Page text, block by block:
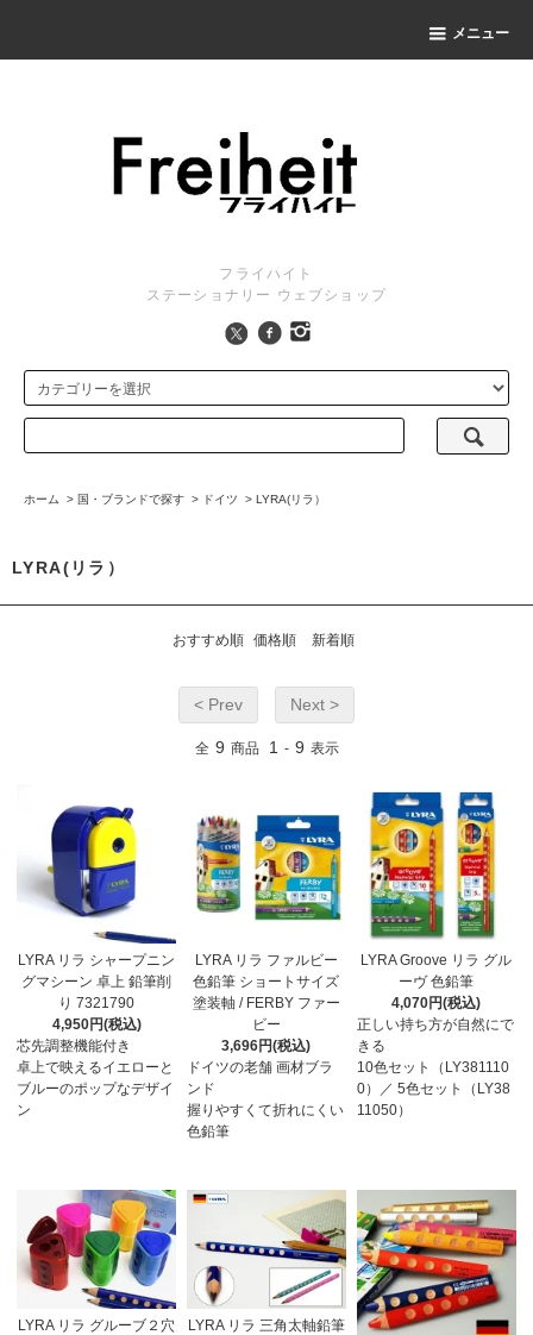
メニュー
フライハイト
ステーショナリー ウェブショップ
ホーム > 国・ブランドで探す > ドイツ > LYRA(リラ）
LYRA(リラ）
おすすめ順 価格順 新着順
< Prev Next >
全 9 商品 1 - 9 表示
LYRA リラ シャープニン
グマシーン 卓上 鉛筆削
り 7321790
4,950円(税込)
芯先調整機能付き
卓上で映えるイエローと
ブルーのポップなデザイ
ン
LYRA リラ ファルビー
色鉛筆 ショートサイズ
塗装軸 / FERBY ファー
ビー
3,696円(税込)
ドイツの老舗 画材ブラ
ンド
握りやすくて折れにくい
色鉛筆
LYRA Groove リラ グル
ーヴ 色鉛筆
4,070円(税込)
正しい持ち方が自然にで
きる
10色セット（LY381110
0）／ 5色セット（LY38
11050）
LYRA リラ グルーブ２穴
LYRA リラ 三角太軸鉛筆